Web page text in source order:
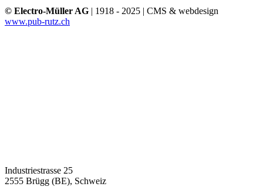
© Electro-Müller AG | 1918 - 2025 | CMS & webdesign
www.pub-rutz.ch
Industriestrasse 25
2555 Brügg (BE), Schweiz